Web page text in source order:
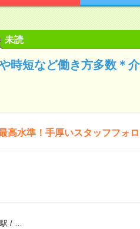
未読
時短など働き方多数＊
高水準！手厚いスタッフフォロ
/